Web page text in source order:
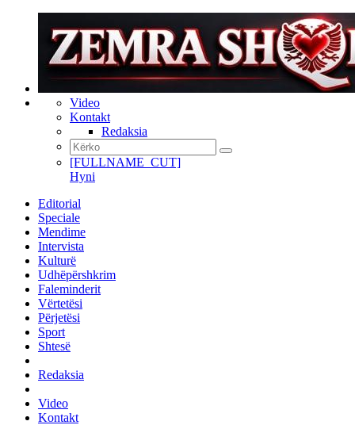
Video
Kontakt
Redaksia
[FULLNAME_CUT]
Hyni
Editorial
Speciale
Mendime
Intervista
Kulturë
Udhëpërshkrim
Faleminderit
Vërtetësi
Përjetësi
Sport
Shtesë
Redaksia
Video
Kontakt